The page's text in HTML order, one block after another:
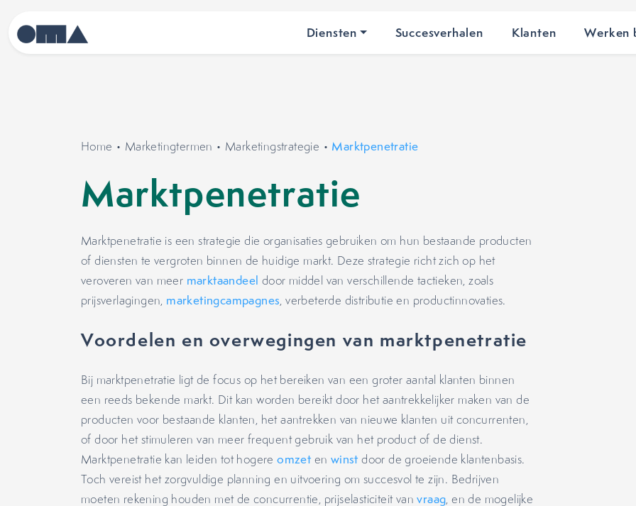
Diensten Succesverhalen Klanten Werken
Home • Marketingtermen • Marketingstrategie • Marktpenetratie
Marktpenetratie
Marktpenetratie is een strategie die organisaties gebruiken om hun bestaande producten
of diensten te vergroten binnen de huidige markt. Deze strategie richt zich op het
veroveren van meer marktaandeel door middel van verschillende tactieken, zoals
prijsverlagingen, marketingcampagnes, verbeterde distributie en productinnovaties.
Voordelen en overwegingen van marktpenetratie
Bij marktpenetratie ligt de focus op het bereiken van een groter aantal klanten binnen
een reeds bekende markt. Dit kan worden bereikt door het aantrekkelijker maken van de
producten voor bestaande klanten, het aantrekken van nieuwe klanten uit concurrenten,
of door het stimuleren van meer frequent gebruik van het product of de dienst.
Marktpenetratie kan leiden tot hogereomzet en winst door de groeiende klantenbasis.
Toch vereist het zorgvuldige planning en uitvoering om succesvol te zijn. Bedrijven
moeten rekening houden met de concurrentie, prijselasticiteit vanvraag, en de mogelijke